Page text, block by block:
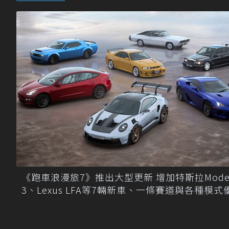
《跑車浪漫旅7》推出大型更新 增加特斯拉
3、Lexus LFA等7輛新車、一條賽道與各種模式